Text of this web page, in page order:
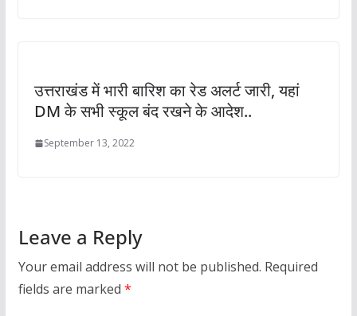
उत्तराखंड में भारी बारिश का रेड अलर्ट जारी, यहां
DM के सभी स्कूल बंद रखने के आदेश..
September 13, 2022
Leave a Reply
Your email address will not be published. Required
fields are marked *